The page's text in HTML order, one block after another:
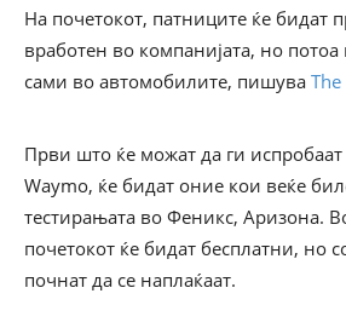
На почетокот, патниците ќе бидат
вработен во компанијата, но потоа
сами во автомобилите, пишува
Први што ќе можат да ги испробаат
Waymo, ќе бидат оние кои веќе
тестирањата во Феникс, Аризона.
почетокот ќе бидат бесплатни, но
почнат да се наплаќаат.